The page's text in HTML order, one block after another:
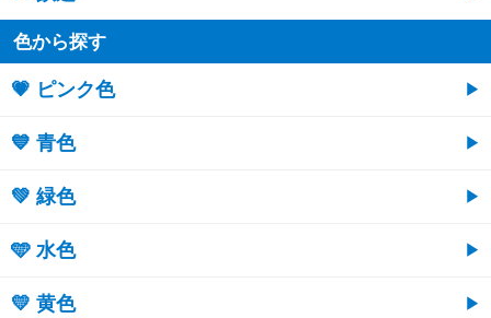
色から探す
💗 ピンク色
💙 青色
💚 緑色
🩵 水色
💛 黄色